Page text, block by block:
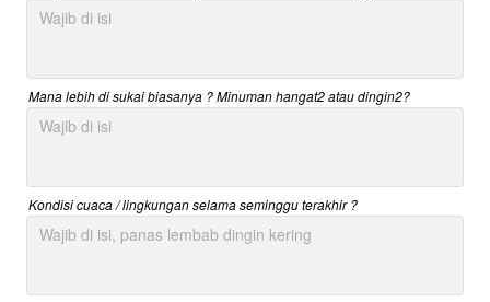
Mana lebih di sukai biasanya ? Minuman hangat2 atau dingin2?
Kondisi cuaca / lingkungan selama seminggu terakhir ?